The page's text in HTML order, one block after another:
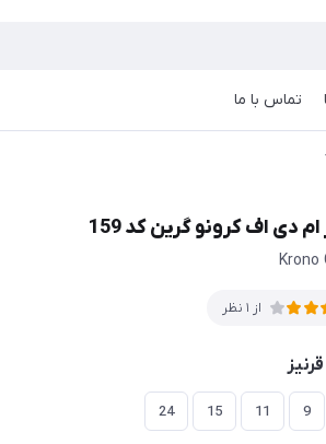
تماس با ما
ام دی اف کرونو گرین کد 159
Krono
از 1 نظر
9
11
15
24